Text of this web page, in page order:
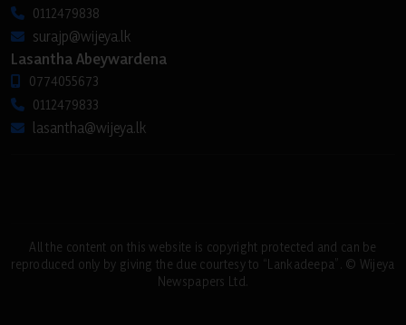
0112479838
surajp@wijeya.lk
Lasantha Abeywardena
0774055673
0112479833
lasantha@wijeya.lk
All the content on this website is copyright protected and can be
reproduced only by giving the due courtesy to “Lankadeepa”. © Wijeya
Newspapers Ltd.